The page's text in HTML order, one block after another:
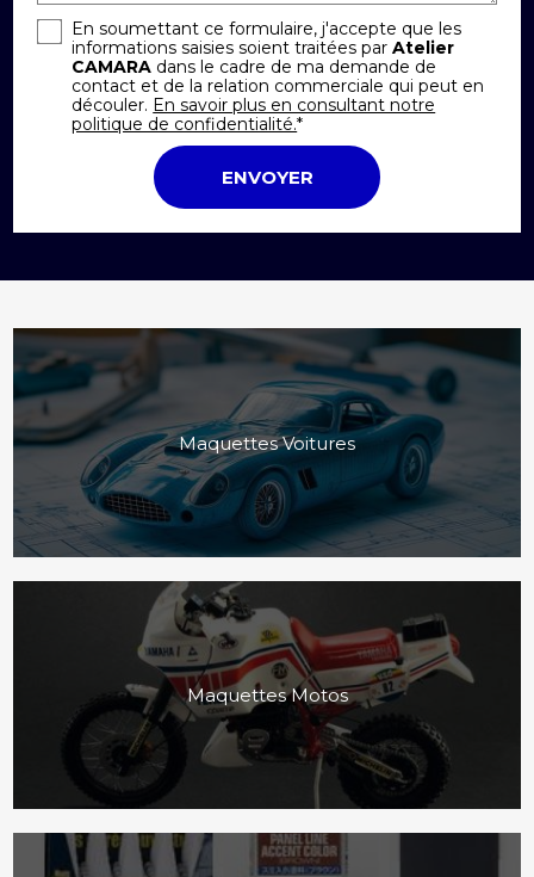
En soumettant ce formulaire, j'accepte que les
informations saisies soient traitées parAtelier
CAMARA dans le cadre de ma demande de
contact et de la relation commerciale qui peut en
découler. En savoir plus en consultant notre
politique de confidentialité.*
Maquettes Voitures
Maquettes Motos